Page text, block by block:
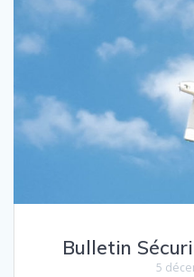
Bulletin
5